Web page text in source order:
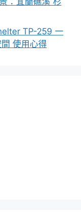
TP-259 一
使用心得